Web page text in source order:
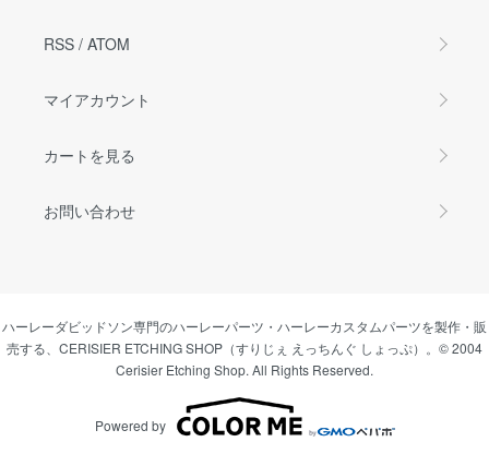
RSS / ATOM
マイアカウント
カートを見る
お問い合わせ
ハーレーダビッドソン専門のハーレーパーツ・ハーレーカスタムパーツを製作・販
売する、CERISIER ETCHING SHOP（すりじぇ えっちんぐ しょっぷ）。© 2004
Cerisier Etching Shop. All Rights Reserved.
Powered by